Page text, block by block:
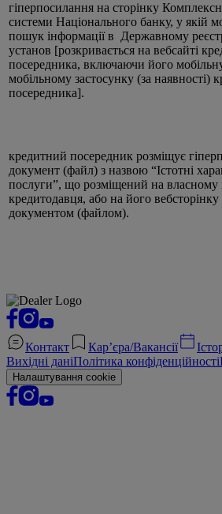
гіперпосилання на сторінку
системи Національного банку, у якій
пошук інформації в Державному
установ [розкривається на вебсайті
посередника, включаючи його
мобільному застосунку (за наявності)
посередника].
кредитний посередник розміщує
документ (файл) з назвою “Істотні
послуги”, що розміщений на власному
кредитодавця, або на його
документом (файлом).
Контакт Кар’єра/Вакансії
Вихідні даніПолітика конфіденційності
Налаштування cookie